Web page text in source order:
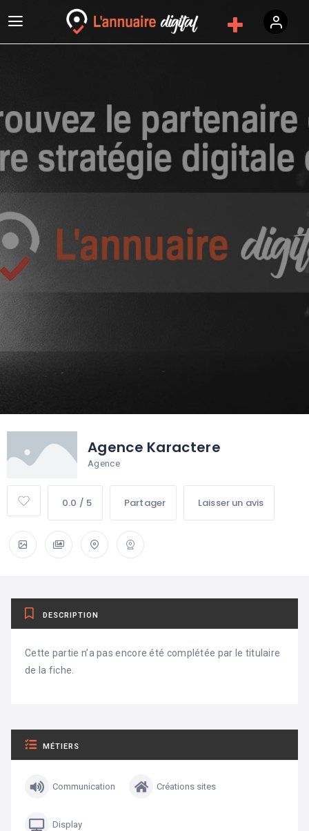
Agence Karactere
Agence
0.0 / 5 Partager Laisser un avis
DESCRIPTION
Cette partie n’a pas encore été complétée par le titulaire
de la fiche.
MÉTIERS
Communication Créations sites
Display